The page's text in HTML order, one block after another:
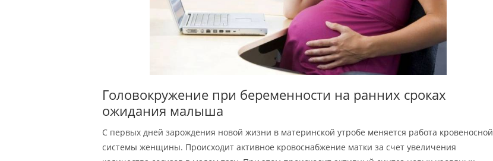
Головокружение при беременности на ранних сроках
ожидания малыша
С первых дней зарождения новой жизни в материнской утробе меняется работа кровеносной
системы женщины. Происходит активное кровоснабжение матки за счет увеличения